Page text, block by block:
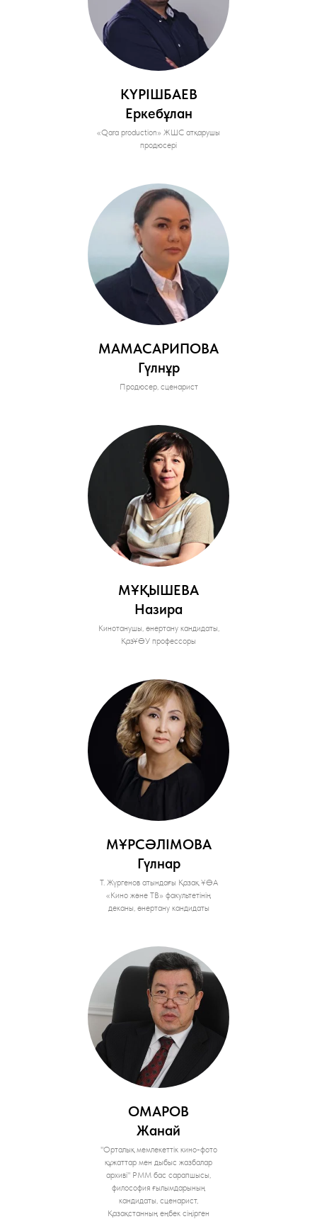
КҮРІШБАЕВ
Еркебұлан
«Qara production» ЖШС атқарушы
продюсері
МАМАСАРИПОВА
Гүлнұр
Продюсер, сценарист
МҰҚЫШЕВА
Назира
Кинотанушы, өнертану кандидаты,
ҚазҰӨУ профессоры
МҰРСӘЛІМОВА
Гүлнар
Т. Жүргенов атындағы Қазақ ҰӨА
«Кино және ТВ» факультетінің
деканы, өнертану кандидаты
ОМАРОВ
Жанай
"Орталық мемлекеттік кино-фото
құжаттар мен дыбыс жазбалар
архиві" РММ бас сарапшысы,
философия ғылымдарының
кандидаты, сценарист,
Қазақстанның еңбек сіңірген